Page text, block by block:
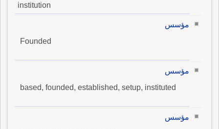
institution
مؤسس
Founded
مؤسس
based, founded, established, setup, instituted
مؤسس